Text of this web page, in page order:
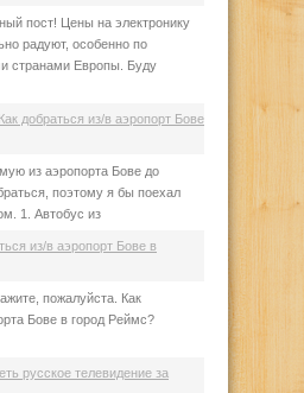
пост! Цены на электронику
радуют, особенно по
странами Европы. Буду
Как добраться из/в аэропорт Бове
из аэропорта Бове до
поэтому я бы поехал
1. Автобус из
из/в аэропорт Бове в
пожалуйста. Как
Бове в город Реймс?
русское телевидение за